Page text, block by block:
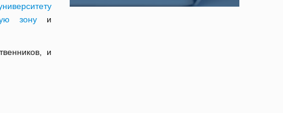
зонуи
и